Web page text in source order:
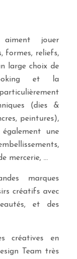
jouer
formes, reliefs,
large choix de
et la
(dies &
peintures),
une
mercerie, …
marques
créatifs avec
et des
créatives en
Team très